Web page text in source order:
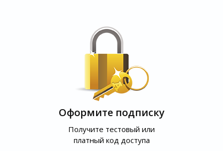
Оформите подписку
Получите тестовый или
платный код доступа